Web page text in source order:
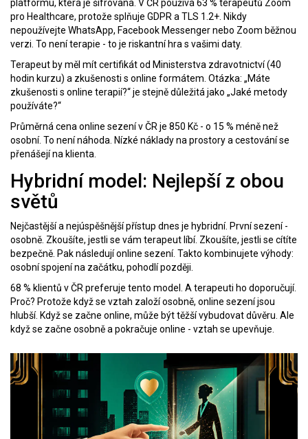
platformu, která je šifrovaná. V ČR používá 63 % terapeutů Zoom
pro Healthcare, protože splňuje GDPR a TLS 1.2+. Nikdy
nepoužívejte WhatsApp, Facebook Messenger nebo Zoom běžnou
verzi. To není terapie - to je riskantní hra s vašimi daty.
Terapeut by měl mít certifikát od Ministerstva zdravotnictví (40
hodin kurzu) a zkušenosti s online formátem. Otázka: „Máte
zkušenosti s online terapií?“ je stejně důležitá jako „Jaké metody
používáte?“
Průměrná cena online sezení v ČR je 850 Kč - o 15 % méně než
osobní. To není náhoda. Nízké náklady na prostory a cestování se
přenášejí na klienta.
Hybridní model: Nejlepší z obou
světů
Nejčastější a nejúspěšnější přístup dnes je hybridní. První sezení -
osobně. Zkoušíte, jestli se vám terapeut líbí. Zkoušíte, jestli se cítíte
bezpečně. Pak následují online sezení. Takto kombinujete výhody:
osobní spojení na začátku, pohodlí později.
68 % klientů v ČR preferuje tento model. A terapeuti ho doporučují.
Proč? Protože když se vztah založí osobně, online sezení jsou
hlubší. Když se začne online, může být těžší vybudovat důvěru. Ale
když se začne osobně a pokračuje online - vztah se upevňuje.